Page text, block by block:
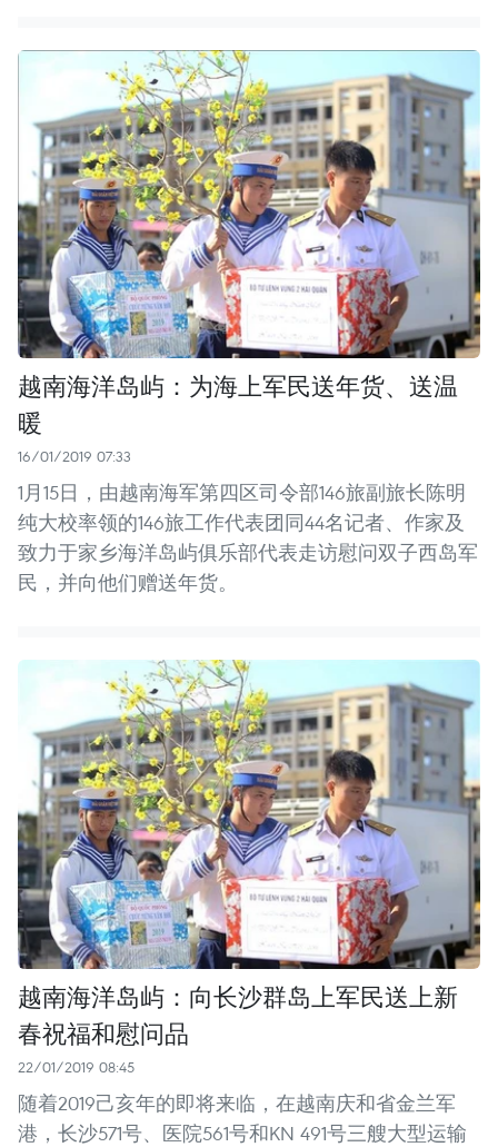
越南海洋岛屿：为海上军民送年货、送温
暖
16/01/2019 07:33
1月15日，由越南海军第四区司令部146旅副旅长陈明
纯大校率领的146旅工作代表团同44名记者、作家及
致力于家乡海洋岛屿俱乐部代表走访慰问双子西岛军
民，并向他们赠送年货。
越南海洋岛屿：向长沙群岛上军民送上新
春祝福和慰问品
22/01/2019 08:45
随着2019己亥年的即将来临，在越南庆和省金兰军
港，长沙571号、医院561号和KN 491号三艘大型运输